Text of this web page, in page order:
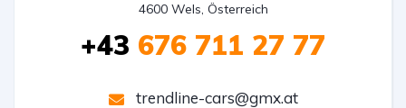
4600 Wels, Österreich
+43 676 711 27 77
trendline-cars@gmx.at